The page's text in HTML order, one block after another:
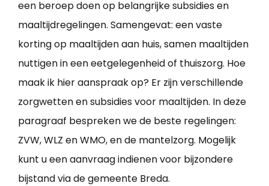
een beroep doen op belangrijke subsidies en
maaltijdregelingen. Samengevat: een vaste
korting op maaltijden aan huis, samen maaltijden
nuttigen in een eetgelegenheid of thuiszorg. Hoe
maak ik hier aanspraak op? Er zijn verschillende
zorgwetten en subsidies voor maaltijden. In deze
paragraaf bespreken we de beste regelingen:
ZVW, WLZ en WMO, en de mantelzorg. Mogelijk
kunt u een aanvraag indienen voor bijzondere
bijstand via de gemeente Breda.